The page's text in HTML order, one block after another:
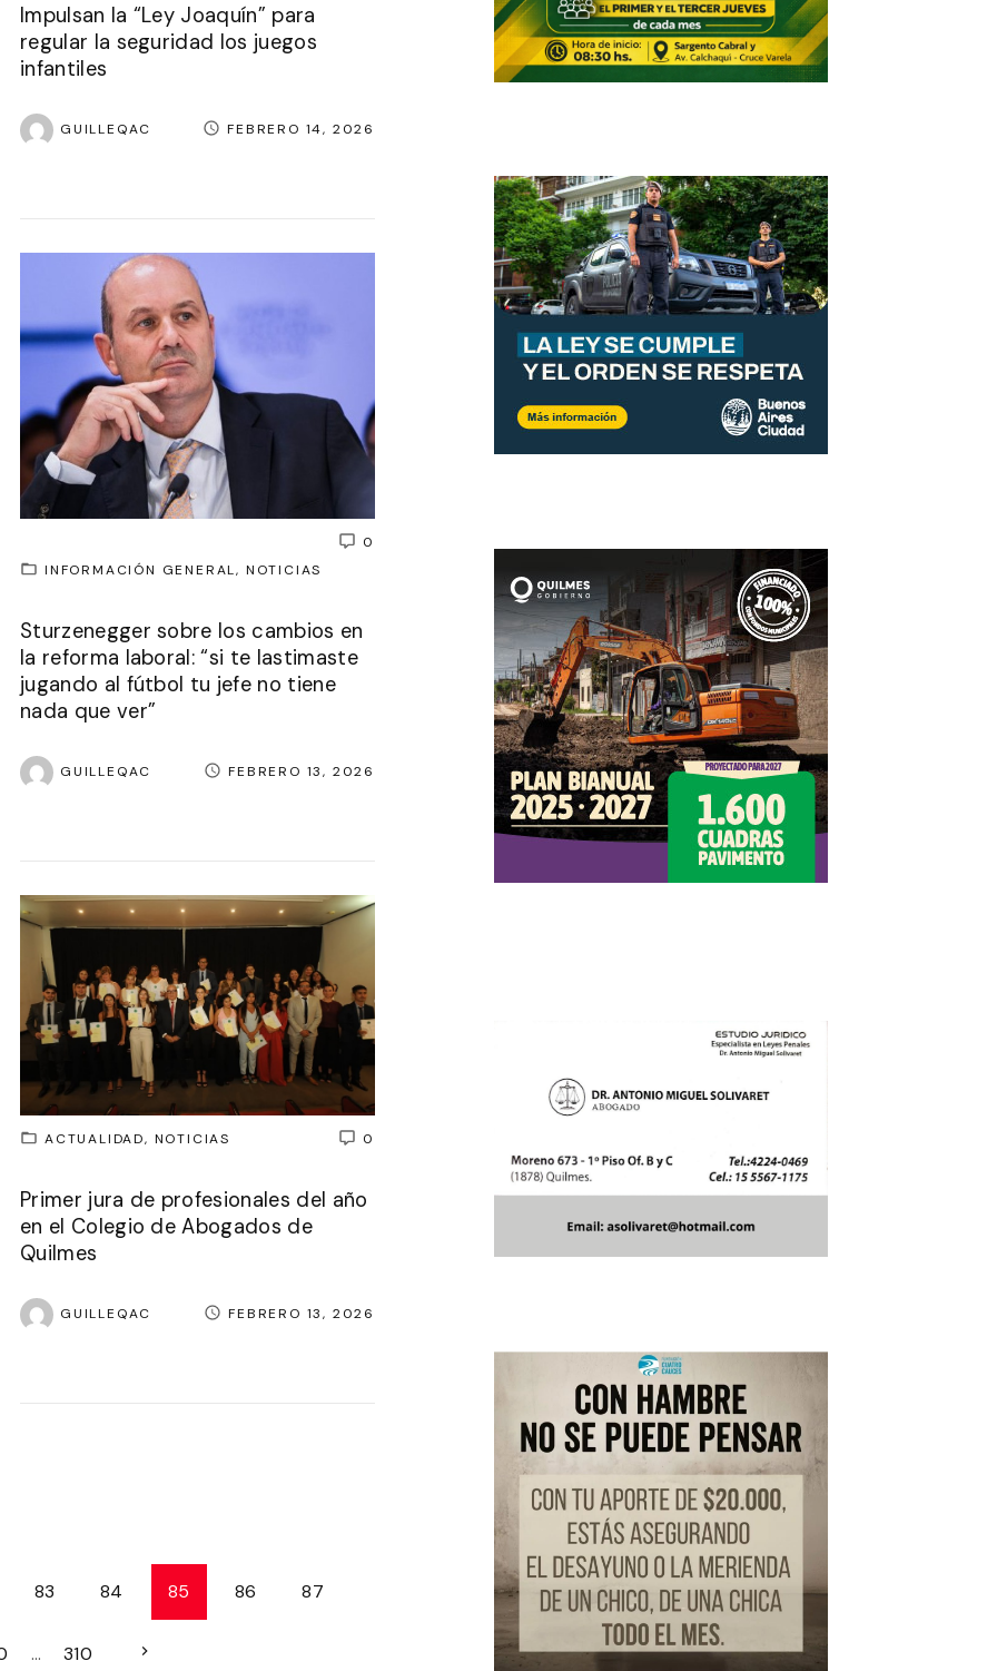
Impulsan la “Ley Joaquín” para
regular la seguridad los juegos
infantiles
GUILLEQAC FEBRERO 14, 2026
0
INFORMACIÓN GENERAL NOTICIAS
Sturzenegger sobre los cambios en
la reforma laboral: “si te lastimaste
jugando al fútbol tu jefe no tiene
nada que ver”
GUILLEQAC FEBRERO 13, 2026
0
ACTUALIDAD NOTICIAS
Primer jura de profesionales del año
en el Colegio de Abogados de
Quilmes
GUILLEQAC FEBRERO 13, 2026
83 84 85 86 87
… 310 N